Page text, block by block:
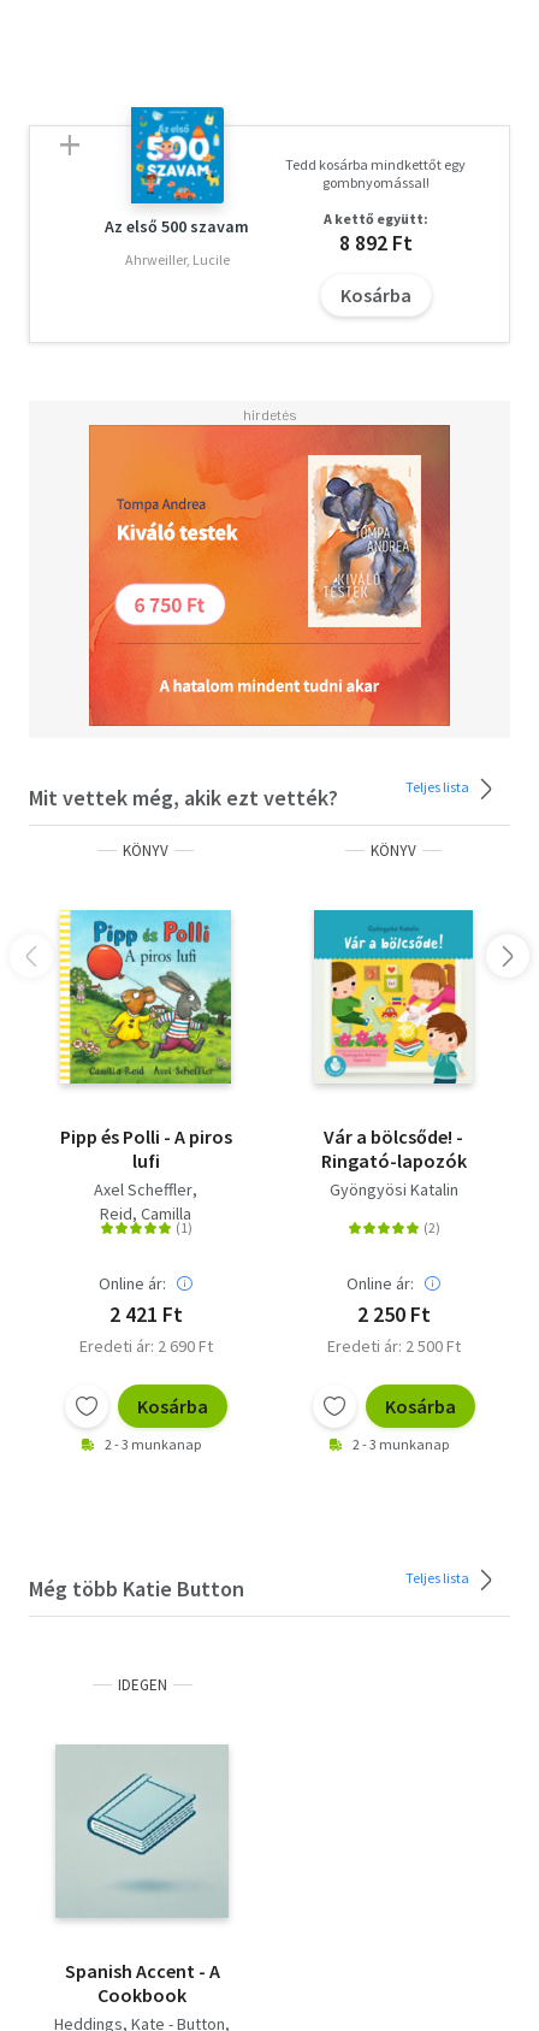
Az első 500 szavam
Ahrweiller, Lucile
Tedd kosárba mindkettőt egy
gombnyomással!
A kettő együtt:
8 892 Ft
Kosárba
Mit vettek még, akik ezt vették? Teljes lista
KÖNYV
Pipp és Polli - A piros
lufi
Axel Scheffler
Reid, Camilla
Online ár:
2 421 Ft
Eredeti ár: 2 690 Ft
Kosárba
2 - 3 munkanap
KÖNYV
Vár a bölcsőde! -
Ringató-lapozók
Gyöngyösi Katalin
Online ár:
2 250 Ft
Eredeti ár: 2 500 Ft
Kosárba
2 - 3 munkanap
Még több Katie Button Teljes lista
IDEGEN
Spanish Accent - A
Cookbook
Heddings, Kate - Button,